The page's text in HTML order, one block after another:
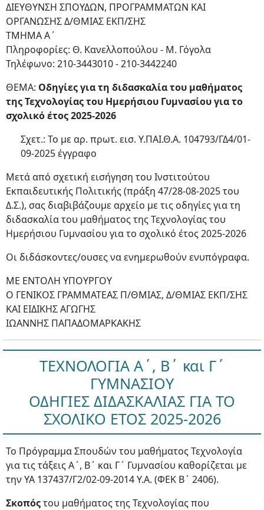
ΔΙΕΥΘΥΝΣΗ ΣΠΟΥΔΩΝ, ΠΡΟΓΡΑΜΜΑΤΩΝ ΚΑΙ
ΟΡΓΑΝΩΣΗΣ Δ/ΘΜΙΑΣ ΕΚΠ/ΣΗΣ
ΤΜΗΜΑ Α΄
Πληροφορίες: Θ. Κανελλοπούλου - Μ. Γόγολα
Τηλέφωνο: 210-3443010 - 210-3442240
ΘΕΜΑ: Οδηγίες για τη διδασκαλία του μαθήματος
της Τεχνολογίας του Ημερήσιου Γυμνασίου για το
σχολικό έτος 2025-2026
Σχετ.: Το με αρ. πρωτ. εισ. Υ.ΠΑΙ.Θ.Α. 104793/ΓΔ4/01-
09-2025 έγγραφο
Μετά από σχετική εισήγηση του Ινστιτούτου
Εκπαιδευτικής Πολιτικής (πράξη 47/28-08-2025 του
Δ.Σ.), σας διαβιβάζουμε αρχείο με τις οδηγίες για τη
διδασκαλία του μαθήματος της Τεχνολογίας του
Ημερήσιου Γυμνασίου για το σχολικό έτος 2025-2026
Οι διδάσκοντες/ουσες να ενημερωθούν ενυπόγραφα.
ΜΕ ΕΝΤΟΛΗ ΥΠΟΥΡΓΟΥ
Ο ΓΕΝΙΚΟΣ ΓΡΑΜΜΑΤΕΑΣ Π/ΘΜΙΑΣ, Δ/ΘΜΙΑΣ ΕΚΠ/ΣΗΣ
ΚΑΙ ΕΙΔΙΚΗΣ ΑΓΩΓΗΣ
ΙΩΑΝΝΗΣ ΠΑΠΑΔΟΜΑΡΚΑΚΗΣ
ΤΕΧΝΟΛΟΓΙΑ Α΄, Β΄ και Γ΄
ΓΥΜΝΑΣΙΟΥ
ΟΔΗΓΙΕΣ ΔΙΔΑΣΚΑΛΙΑΣ ΓΙΑ ΤΟ
ΣΧΟΛΙΚΟ ΕΤΟΣ 2025-2026
Το Πρόγραμμα Σπουδών του μαθήματος Τεχνολογία
για τις τάξεις Α΄, Β΄ και Γ΄ Γυμνασίου καθορίζεται με
την ΥΑ 137437/Γ2/02-09-2014 Υ.Α. (ΦΕΚ Β΄ 2406).
Σκοπόςτου μαθήματος της Τεχνολογίας που